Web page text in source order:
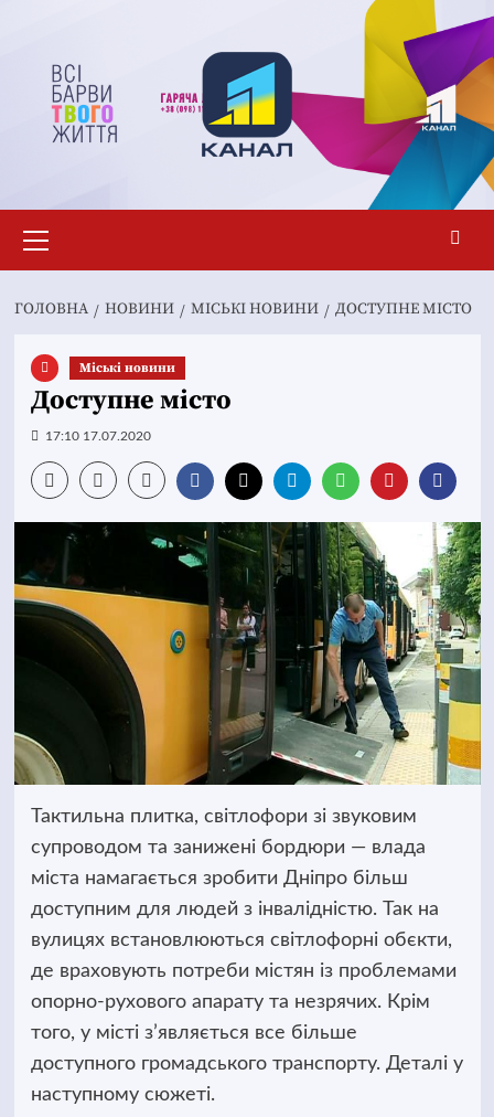
вмісту
меню
ГОЛОВНА НОВИНИ MІСЬКІ НОВИНИ ДОСТУПНЕ МІСТО
Mіські новини
Доступне місто
17:10 17.07.2020
Тактильна плитка, світлофори зі звуковим
супроводом та занижені бордюри — влада
міста намагається зробити Дніпро більш
доступним для людей з інвалідністю. Так на
вулицях встановлюються світлофорні обєкти,
де враховують потреби містян із проблемами
опорно-рухового апарату та незрячих. Крім
того, у місті з’являється все більше
доступного громадського транспорту. Деталі у
наступному сюжеті.